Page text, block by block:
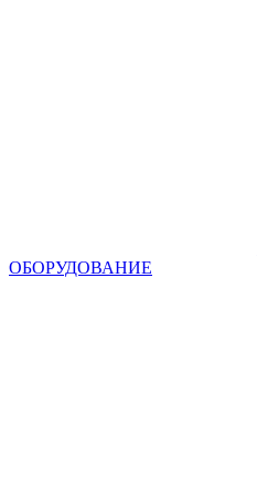
ОБОРУДОВАНИЕ